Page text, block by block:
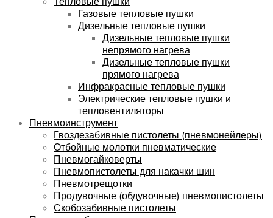
Газовые тепловые пушки
Дизельные тепловые пушки
Дизельные тепловые пушки
непрямого нагрева
Дизельные тепловые пушки
прямого нагрева
Инфракрасные тепловые пушки
Электрические тепловые пушки и
тепловентиляторы
Пневмоинструмент
Гвоздезабивные пистолеты (пневмонейлеры)
Отбойные молотки пневматические
Пневмогайковерты
Пневмопистолеты для накачки шин
Пневмотрещотки
Продувочные (обдувочные) пневмопистолеты
Скобозабивные пистолеты